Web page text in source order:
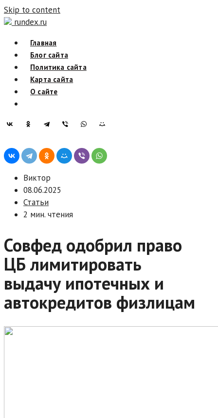
Skip to content
rundex.ru
Главная
Блог сайта
Политика сайта
Карта сайта
О сайте
Виктор
08.06.2025
Статьи
2 мин. чтения
Совфед одобрил право
ЦБ лимитировать
выдачу ипотечных и
автокредитов физлицам